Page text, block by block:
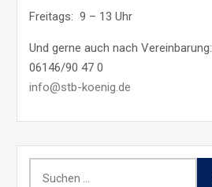
Freitags: 9 – 13 Uhr
Und gerne auch nach Vereinbarung:
06146/90 47 0
info@stb-koenig.de